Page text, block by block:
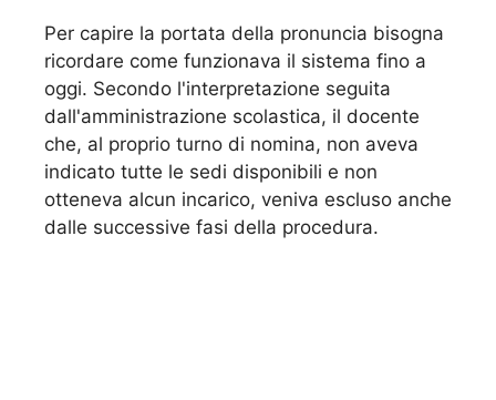
Per capire la portata della pronuncia bisogna
ricordare come funzionava il sistema fino a
oggi. Secondo l'interpretazione seguita
dall'amministrazione scolastica, il docente
che, al proprio turno di nomina, non aveva
indicato tutte le sedi disponibili e non
otteneva alcun incarico, veniva escluso anche
dalle successive fasi della procedura.